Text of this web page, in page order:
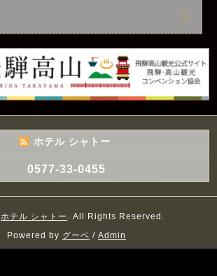
ホテル シャトー
0577-33-0455
ホテル シャトー . All Rights Reserved.
Powered by グーペ / Admin